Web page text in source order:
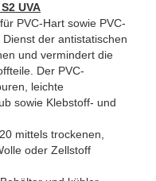
UVA
PVC-Hart sowie PVC-
der antistatischen
und vermindert die
Der PVC-
leichte
sowie Klebstoff- und
mittels trockenen,
oder Zellstoff